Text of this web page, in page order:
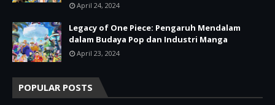
April 24, 2024
Legacy of One Piece: Pengaruh Mendalam
dalam Budaya Pop dan Industri Manga
April 23, 2024
POPULAR POSTS